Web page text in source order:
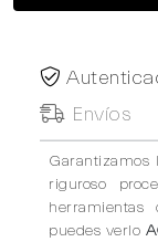
Envíos
riguroso
puedes verlo